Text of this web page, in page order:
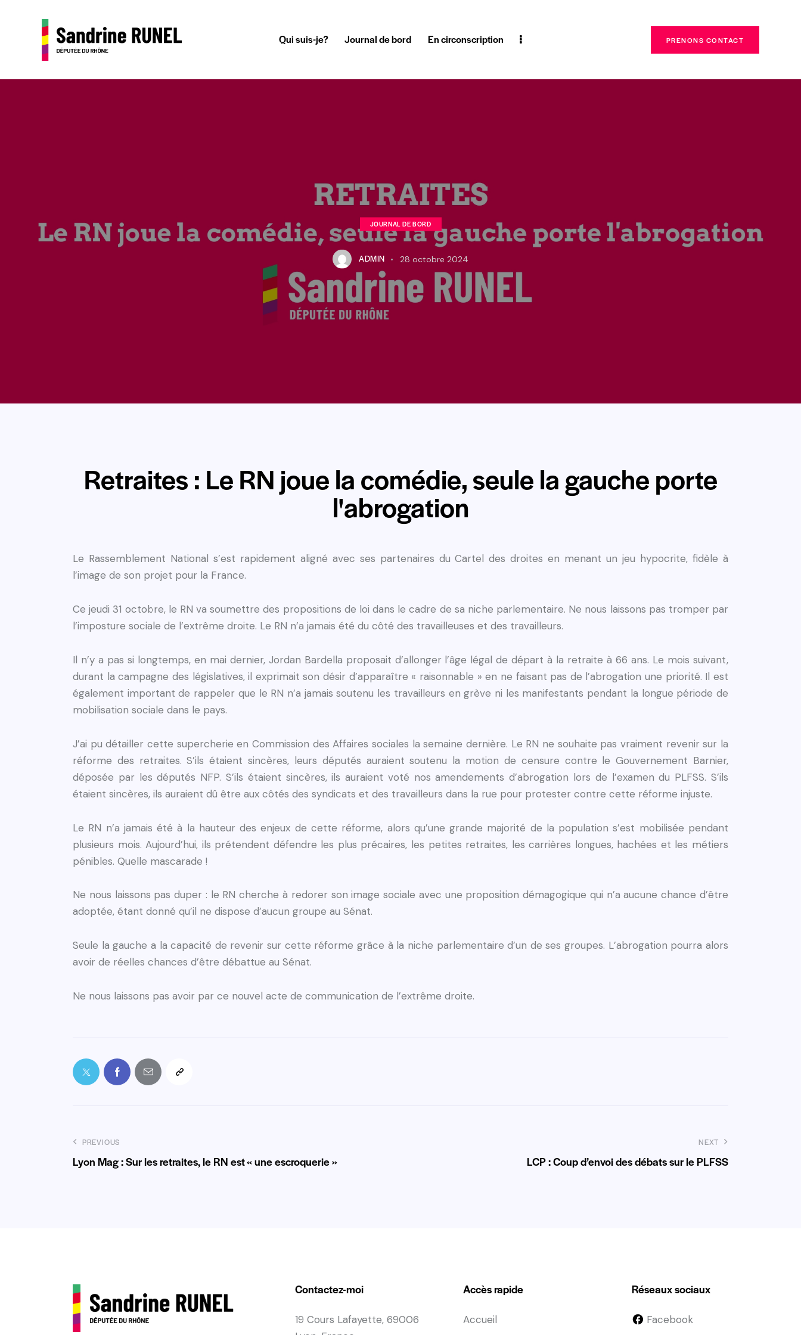
Qui suis-je? Journal de bord En circonscription PRENONS CONTACT
JOURNAL DE BORD
ADMIN 28 octobre 2024
Retraites : Le RN joue la comédie, seule la gauche porte
l'abrogation
Le Rassemblement National s’est rapidement aligné avec ses partenaires du Cartel des droites en menant un jeu hypocrite, fidèle à
l’image de son projet pour la France.
Ce jeudi 31 octobre, le RN va soumettre des propositions de loi dans le cadre de sa niche parlementaire. Ne nous laissons pas tromper par
l’imposture sociale de l’extrême droite. Le RN n’a jamais été du côté des travailleuses et des travailleurs.
Il n’y a pas si longtemps, en mai dernier, Jordan Bardella proposait d’allonger l’âge légal de départ à la retraite à 66 ans. Le mois suivant,
durant la campagne des législatives, il exprimait son désir d’apparaître « raisonnable » en ne faisant pas de l’abrogation une priorité. Il est
également important de rappeler que le RN n’a jamais soutenu les travailleurs en grève ni les manifestants pendant la longue période de
mobilisation sociale dans le pays.
J’ai pu détailler cette supercherie en Commission des Affaires sociales la semaine dernière. Le RN ne souhaite pas vraiment revenir sur la
réforme des retraites. S’ils étaient sincères, leurs députés auraient soutenu la motion de censure contre le Gouvernement Barnier,
déposée par les députés NFP. S’ils étaient sincères, ils auraient voté nos amendements d’abrogation lors de l’examen du PLFSS. S’ils
étaient sincères, ils auraient dû être aux côtés des syndicats et des travailleurs dans la rue pour protester contre cette réforme injuste.
Le RN n’a jamais été à la hauteur des enjeux de cette réforme, alors qu’une grande majorité de la population s’est mobilisée pendant
plusieurs mois. Aujourd’hui, ils prétendent défendre les plus précaires, les petites retraites, les carrières longues, hachées et les métiers
pénibles. Quelle mascarade !
Ne nous laissons pas duper : le RN cherche à redorer son image sociale avec une proposition démagogique qui n’a aucune chance d’être
adoptée, étant donné qu’il ne dispose d’aucun groupe au Sénat.
Seule la gauche a la capacité de revenir sur cette réforme grâce à la niche parlementaire d’un de ses groupes. L’abrogation pourra alors
avoir de réelles chances d’être débattue au Sénat.
Ne nous laissons pas avoir par ce nouvel acte de communication de l’extrême droite.
PREVIOUS
Lyon Mag : Sur les retraites, le RN est « une escroquerie »
NEXT
LCP : Coup d’envoi des débats sur le PLFSS
Contactez-moi
19 Cours Lafayette, 69006
Accès rapide
Accueil
Réseaux sociaux
Facebook